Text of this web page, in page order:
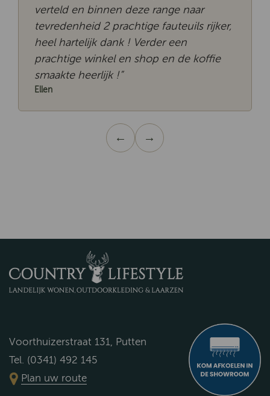
verteld en binnen deze range naar
tevredenheid 2 prachtige fauteuils rijker,
heel hartelijk dank ! Verder een
prachtige winkel en shop en de koffie
smaakte heerlijk !”
Ellen
← →
Voorthuizerstraat 131, Putten
Tel. (0341) 492 145
Plan uw route